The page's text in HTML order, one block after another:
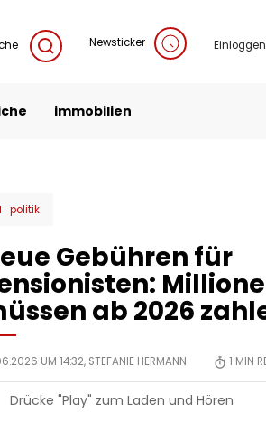
Newsticker
immobilien
politik
Gebühren für
ab 2026
UM 14:32, STEFANIE HERMANN 1 MIN
Drücke "Play" zum Laden und Hören